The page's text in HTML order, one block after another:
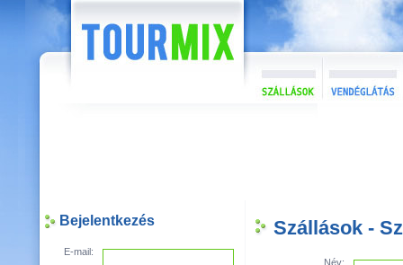
Bejelentkezés
E-mail:
Szállások -
Név: